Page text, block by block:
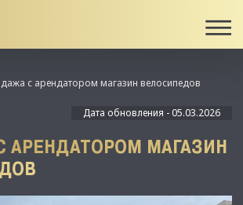
с арендатором магазин велосипедов
Дата обновления - 05.03.2026
АРЕНДАТОРОМ МАГАЗИН